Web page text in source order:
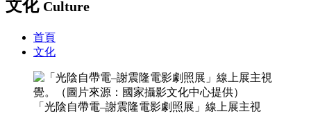
文化 Culture
首頁
文化
「光陰自帶電–謝震隆電影劇照展」線上展主視